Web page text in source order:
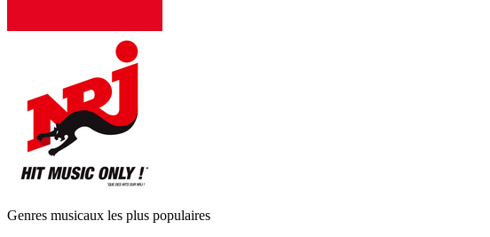
Genres musicaux les plus populaires